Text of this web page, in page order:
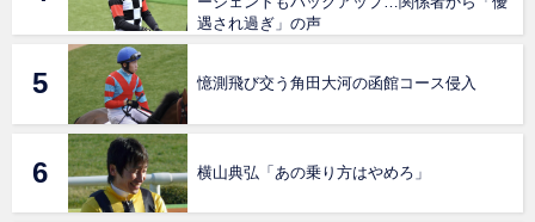
遇され過ぎ」の声
憶測飛び交う角田大河の函館コース侵入
横山典弘「あの乗り方はやめろ」